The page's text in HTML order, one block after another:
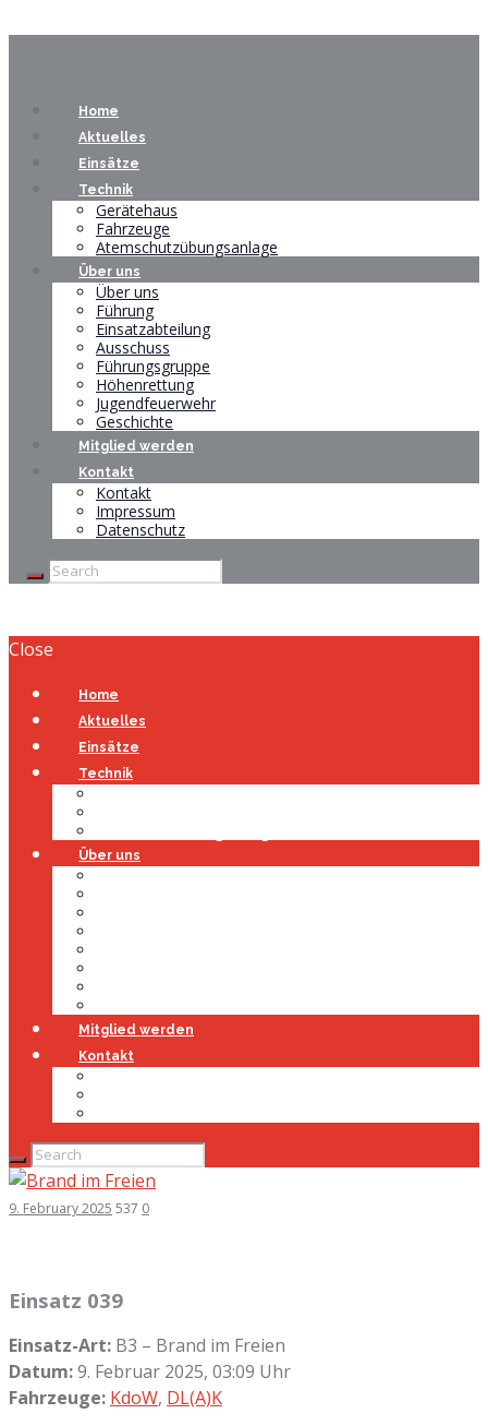
Home
Aktuelles
Einsätze
Technik
Gerätehaus
Fahrzeuge
Atemschutzübungsanlage
Über uns
Über uns
Führung
Einsatzabteilung
Ausschuss
Führungsgruppe
Höhenrettung
Jugendfeuerwehr
Geschichte
Mitglied werden
Kontakt
Kontakt
Impressum
Datenschutz
Close
Home
Aktuelles
Einsätze
Technik
Über uns
Mitglied werden
Kontakt
9. February 2025 537 0
Einsatz 039
Einsatz-Art: B3 – Brand im Freien
Datum:9. Februar 2025, 03:09 Uhr
Fahrzeuge: KdoW, DL(A)K